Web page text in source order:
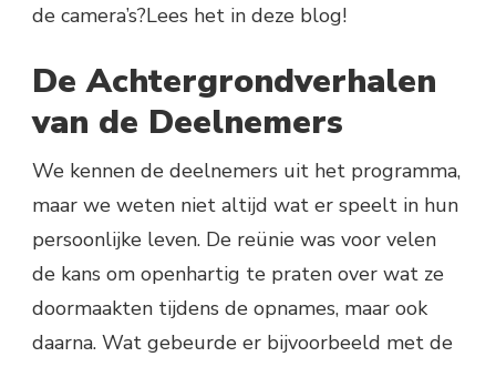
de camera’s?Lees het in deze blog!
De Achtergrondverhalen
van de Deelnemers
We kennen de deelnemers uit het programma,
maar we weten niet altijd wat er speelt in hun
persoonlijke leven. De reünie was voor velen
de kans om openhartig te praten over wat ze
doormaakten tijdens de opnames, maar ook
daarna. Wat gebeurde er bijvoorbeeld met de